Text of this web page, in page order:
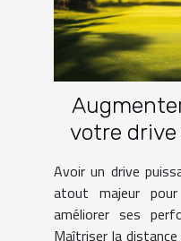
votre
Avoir un drive
atout majeur
améliorer ses
Maîtriser la